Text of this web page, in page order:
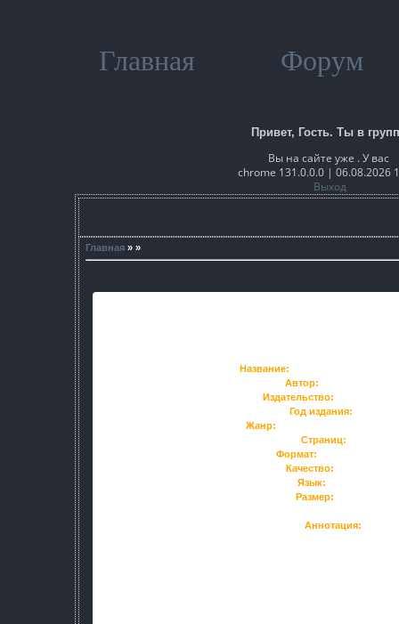
Главная Форум
Привет, Гость. Ты в
Вы на сайте уже . У вас
chrome 131.0.0.0 | 06.08.2026
Выход
Главная » »
Название:
Автор:
Издательство:
Год издания:
Жанр:
Страниц:
Формат:
Качество:
Язык:
Размер:
Аннотация: